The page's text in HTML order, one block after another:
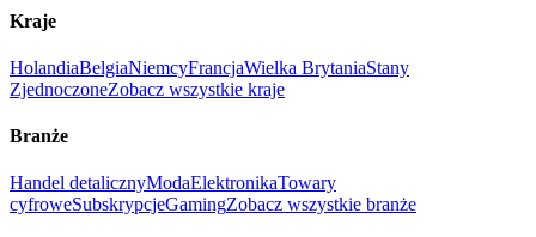
Kraje
HolandiaBelgiaNiemcyFrancjaWielka BrytaniaStany
ZjednoczoneZobacz wszystkie kraje
Branże
Handel detalicznyModaElektronikaTowary
cyfroweSubskrypcjeGamingZobacz wszystkie branże